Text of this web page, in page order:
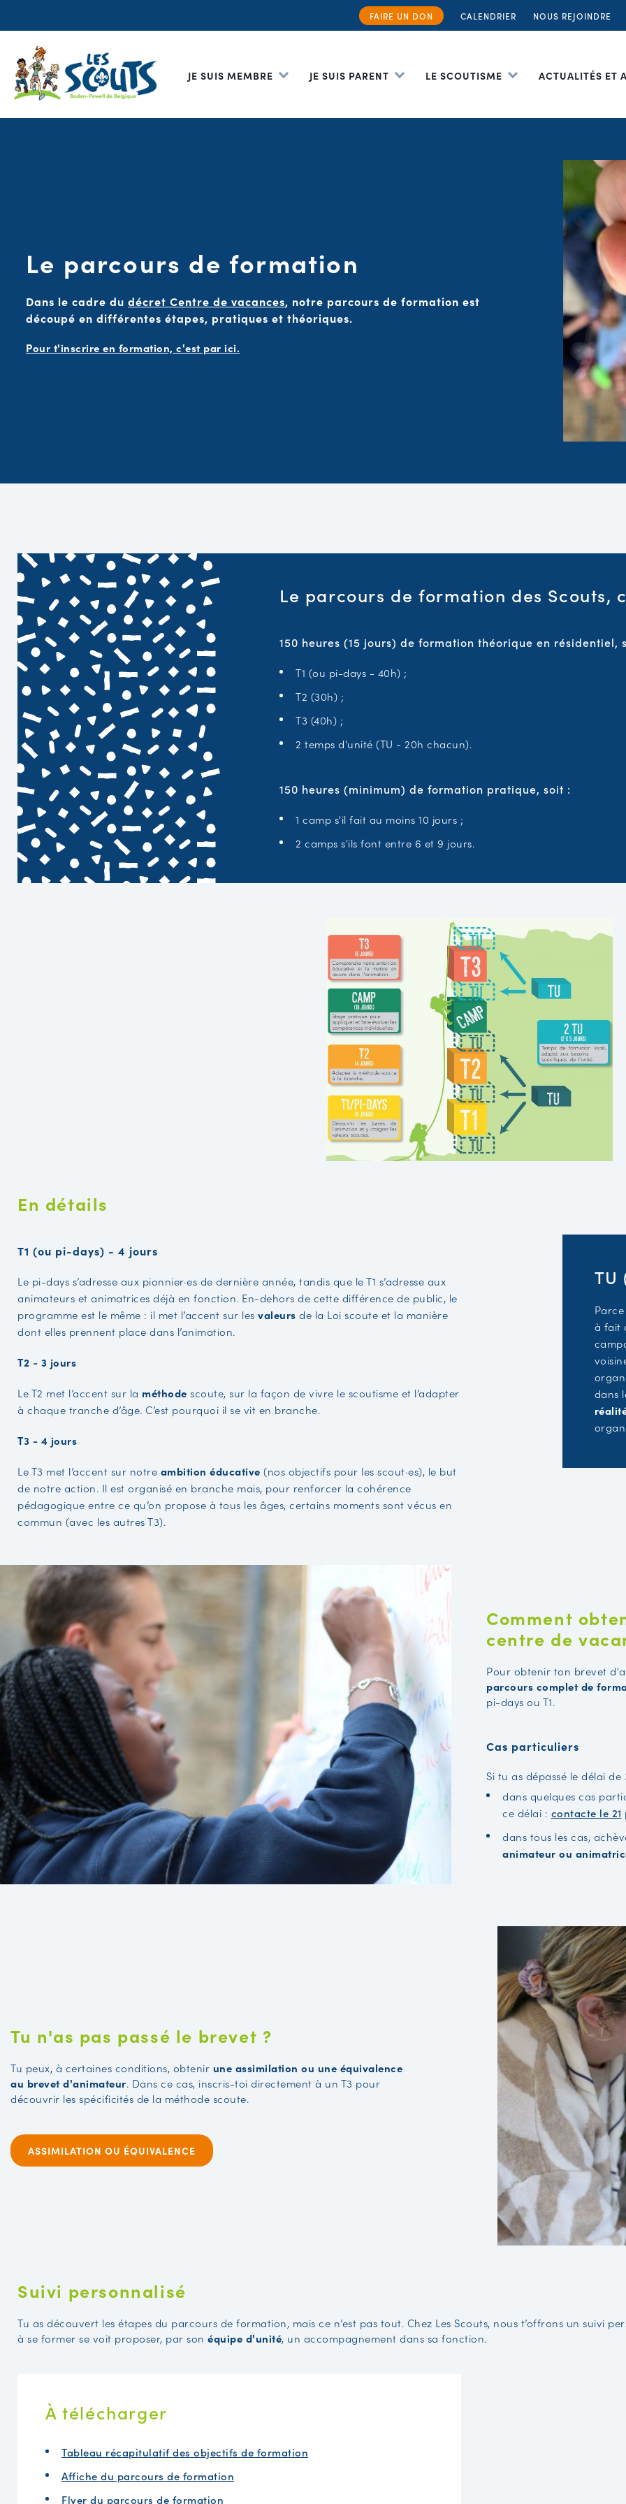
FAIRE UN DON CALENDRIER NOUS REJOINDRE
JE SUIS MEMBRE JE SUIS PARENT LE SCOUTISME ACTUALITÉS ET
Le parcours de formation
Dans le cadre du décret Centre de vacances, notre parcours de formation est
découpé en différentes étapes, pratiques et théoriques.
Pour t'inscrire en formation, c'est par ici.
Le parcours de formation des Scouts,
150 heures (15 jours) de formation théorique en résidentiel,
T1 (ou pi-days - 40h) ;
T2 (30h) ;
T3 (40h) ;
2 temps d'unité (TU - 20h chacun).
150 heures (minimum) de formation pratique, soit :
1 camp s'il fait au moins 10 jours ;
2 camps s'ils font entre 6 et 9 jours.
En détails
T1 (ou pi-days) - 4 jours
Le pi-days s’adresse aux pionnier·es de dernière année, tandis que le T1 s’adresse aux
animateurs et animatrices déjà en fonction. En-dehors de cette différence de public, le
programme est le même : il met l’accent sur les valeurs de la Loi scoute et la manière
dont elles prennent place dans l’animation.
T2 - 3 jours
Le T2 met l’accent sur la méthode scoute, sur la façon de vivre le scoutisme et l’adapter
à chaque tranche d’âge. C’est pourquoi il se vit en branche.
T3 - 4 jours
Le T3 met l’accent sur notre ambition éducative (nos objectifs pour les scout·es), le but
de notre action. Il est organisé en branche mais, pour renforcer la cohérence
pédagogique entre ce qu’on propose à tous les âges, certains moments sont vécus en
commun (avec les autres T3).
TU
à fait
dans
Comment
centre de
Pour obtenir ton brevet
parcours complet de
pi-days ou T1.
Cas particuliers
Si tu as dépassé le délai de
dans quelques cas
ce délai : contacte le 21
dans tous les cas,
animateur ou
Tu n'as pas passé le brevet ?
Tu peux, à certaines conditions, obtenir une assimilation ou une équivalence
au brevet d'animateur. Dans ce cas, inscris-toi directement à un T3 pour
découvrir les spécificités de la méthode scoute.
ASSIMILATION OU ÉQUIVALENCE
Suivi personnalisé
Tu as découvert les étapes du parcours de formation, mais ce n’est pas tout. Chez Les Scouts, nous t’offrons un suivi
à se former se voit proposer, par son équipe d'unité, un accompagnement dans sa fonction.
À télécharger
Tableau récapitulatif des objectifs de formation
Affiche du parcours de formation
Flyer du parcours de formation